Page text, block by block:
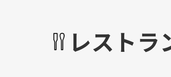
レストラ